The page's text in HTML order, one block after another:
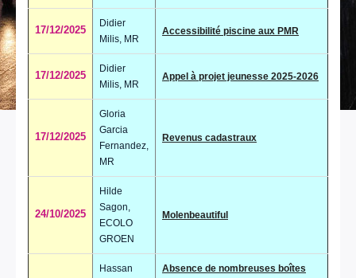
17/12/2025
Didier
Milis, MR
Accessibilité piscine aux PMR
17/12/2025
Didier
Milis, MR
Appel à projet jeunesse 2025-2026
17/12/2025
Gloria
Garcia
Fernandez,
MR
Revenus cadastraux
24/10/2025
Hilde
Sagon,
ECOLO
GROEN
Molenbeautiful
Hassan
Absence de nombreuses boîtes